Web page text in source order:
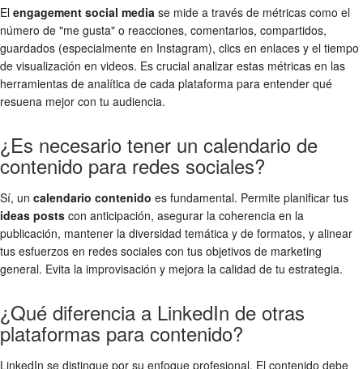
El engagement social media se mide a través de métricas como el
número de "me gusta" o reacciones, comentarios, compartidos,
guardados (especialmente en Instagram), clics en enlaces y el tiempo
de visualización en videos. Es crucial analizar estas métricas en las
herramientas de analítica de cada plataforma para entender qué
resuena mejor con tu audiencia.
¿Es necesario tener un calendario de
contenido para redes sociales?
Sí, un calendario contenido es fundamental. Permite planificar tus
ideas posts con anticipación, asegurar la coherencia en la
publicación, mantener la diversidad temática y de formatos, y alinear
tus esfuerzos en redes sociales con tus objetivos de marketing
general. Evita la improvisación y mejora la calidad de tu estrategia.
¿Qué diferencia a LinkedIn de otras
plataformas para contenido?
LinkedIn se distingue por su enfoque profesional. El contenido debe